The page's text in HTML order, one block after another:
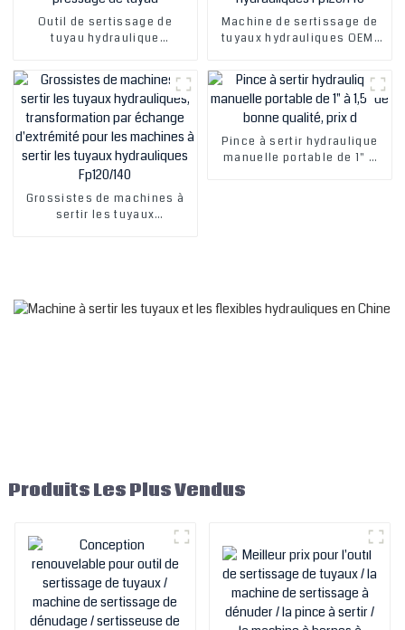
Outil de sertissage de
tuyau hydraulique
P20, usine ODM AA4c,
machine de sertissage de
tuyau hydraulique, machine
de pressage de tuyau
Machine de sertissage de
tuyaux hydrauliques OEM,
d'extrémité AB pour
machine de sertissage de
tuyaux hydrauliques
Fp120/140
Grossistes de machines à
sertir les tuyaux
Fp120/140
Pince à sertir hydraulique
manuelle portable de 1" à
Produits Les Plus Vendus